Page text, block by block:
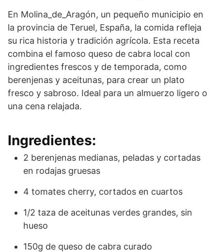
En Molina_de_Aragón, un pequeño municipio en
la provincia de Teruel, España, la comida refleja
su rica historia y tradición agrícola. Esta receta
combina el famoso queso de cabra local con
ingredientes frescos y de temporada, como
berenjenas y aceitunas, para crear un plato
fresco y sabroso. Ideal para un almuerzo ligero o
una cena relajada.
Ingredientes:
2 berenjenas medianas, peladas y cortadas
en rodajas gruesas
4 tomates cherry, cortados en cuartos
1/2 taza de aceitunas verdes grandes, sin
hueso
150g de queso de cabra curado